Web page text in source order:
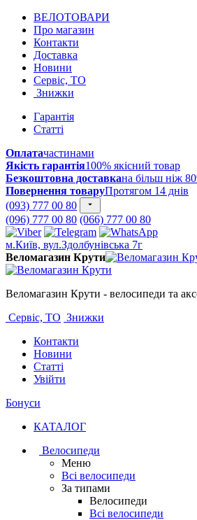
ВЕЛОТОВАРИ
Про магазин
Контакти
Доставка
Новини
Сервіс, ТО
Знижки
Гарантія
Статті
Оплатачастинами
Якість гарантія100% якісний товар
Безкоштовна доставкана більш ніж
Повернення товаруПротягом 14 днів
(093) 777 00 80
(096) 777 00 80 (066) 777 00 80
м.Київ, вул.Здолбунівська 7г
Веломагазин Крути
Веломагазин Крути - велосипеди та
Сервіс, ТО Знижки
Контакти
Новини
Статті
Увійти
Бонуси
КАТАЛОГ
Велосипеди
Меню
Всі велосипеди
За типами
Велосипеди
Всі велосипеди